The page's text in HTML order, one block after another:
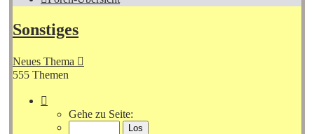
Sonstiges
Neues Thema
555 Themen
von
Gehe zu Seite: